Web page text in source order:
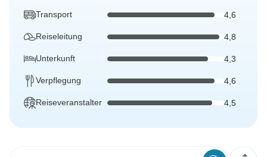
Transport 4,6
Reiseleitung 4,8
Unterkunft 4,3
Verpflegung 4,6
Reiseveranstalter 4,5